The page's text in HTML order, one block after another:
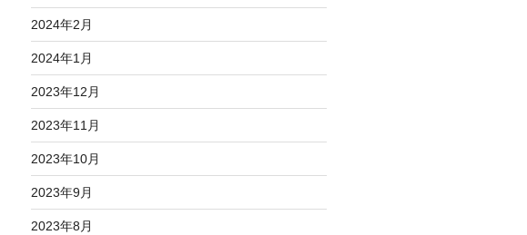
2024年2月
2024年1月
2023年12月
2023年11月
2023年10月
2023年9月
2023年8月